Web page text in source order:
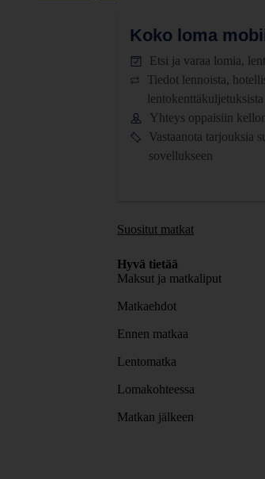
Koko loma
Etsi ja varaa lomia,
Tiedot lennoista,
lentokenttäkuljetuksista
Yhteys oppaisiin
Vastaanota tarjouksia
sovellukseen
Suositut matkat
Hyvä tietää
Maksut ja matkaliput
Matkaehdot
Ennen matkaa
Lentomatka
Lomakohteessa
Matkan jälkeen